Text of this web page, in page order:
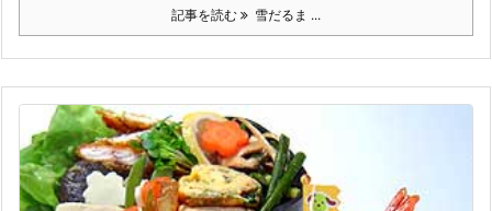
記事を読む 雪だるま ...